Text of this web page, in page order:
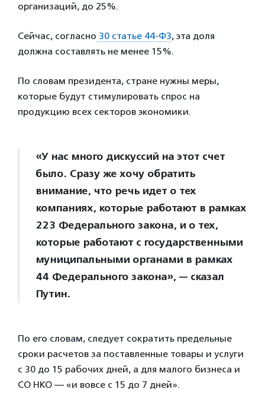
организаций, до 25%.
Сейчас, согласно 30 статье 44-ФЗ, эта доля
должна составлять не менее 15%.
По словам президента, стране нужны меры,
которые будут стимулировать спрос на
продукцию всех секторов экономики.
«У нас много дискуссий на этот счет
было. Сразу же хочу обратить
внимание, что речь идет о тех
компаниях, которые работают в рамках
223 Федерального закона, и о тех,
которые работают с государственными
муниципальными органами в рамках
44 Федерального закона», — сказал
Путин.
По его словам, следует сократить предельные
сроки расчетов за поставленные товары и услуги
с 30 до 15 рабочих дней, а для малого бизнеса и
СО НКО — «и вовсе с 15 до 7 дней».